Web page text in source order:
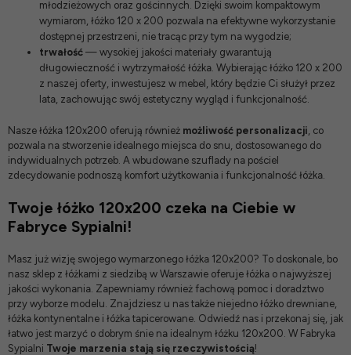
młodzieżowych oraz gościnnych. Dzięki swoim kompaktowym
wymiarom, łóżko 120 x 200 pozwala na efektywne wykorzystanie
dostępnej przestrzeni, nie tracąc przy tym na wygodzie;
trwałość — wysokiej jakości materiały gwarantują
długowieczność i wytrzymałość łóżka. Wybierając łóżko 120 x 200
z naszej oferty, inwestujesz w mebel, który będzie Ci służył przez
lata, zachowując swój estetyczny wygląd i funkcjonalność.
Nasze łóżka 120x200 oferują również możliwość personalizacji , co
pozwala na stworzenie idealnego miejsca do snu, dostosowanego do
indywidualnych potrzeb. A wbudowane szuflady na pościel
zdecydowanie podnoszą komfort użytkowania i funkcjonalność łóżka.
Twoje łóżko 120x200 czeka na Ciebie w
Fabryce Sypialni!
Masz już wizję swojego wymarzonego łóżka 120x200? To doskonale, bo
nasz sklep z łóżkami z siedzibą w Warszawie oferuje łóżka o najwyższej
jakości wykonania. Zapewniamy również fachową pomoc i doradztwo
przy wyborze modelu. Znajdziesz u nas także niejedno łóżko drewniane
łóżka kontynentalne i łóżka tapicerowane . Odwiedź nas i przekonaj się, jak
łatwo jest marzyć o dobrym śnie na idealnym łóżku 120x200. W Fabryka
Sypialni Twoje marzenia stają się rzeczywistością!